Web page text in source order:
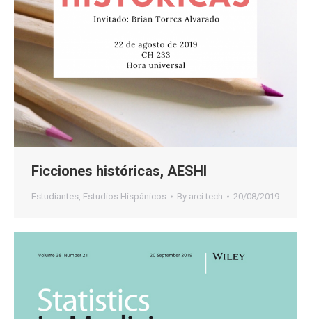
Ficciones históricas, AESHI
Estudiantes, Estudios Hispánicos By arci tech 20/08/2019